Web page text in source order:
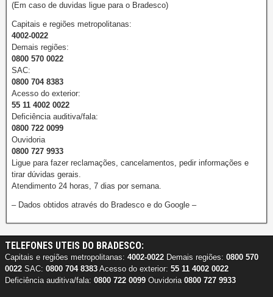
(Em caso de duvidas ligue para o Bradesco)
Capitais e regiões metropolitanas:
4002-0022
Demais regiões:
0800 570 0022
SAC:
0800 704 8383
Acesso do exterior:
55 11 4002 0022
Deficiência auditiva/fala:
0800 722 0099
Ouvidoria
0800 727 9933
Ligue para fazer reclamações, cancelamentos, pedir informações e
tirar dúvidas gerais.
Atendimento 24 horas, 7 dias por semana.
– Dados obtidos através do Bradesco e do Google –
TELEFONES UTEIS DO BRADESCO:
Capitais e regiões metropolitanas: 4002-0022 Demais regiões: 0800 570
0022 SAC: 0800 704 8383 Acesso do exterior: 55 11 4002 0022
Deficiência auditiva/fala: 0800 722 0099 Ouvidoria 0800 727 9933